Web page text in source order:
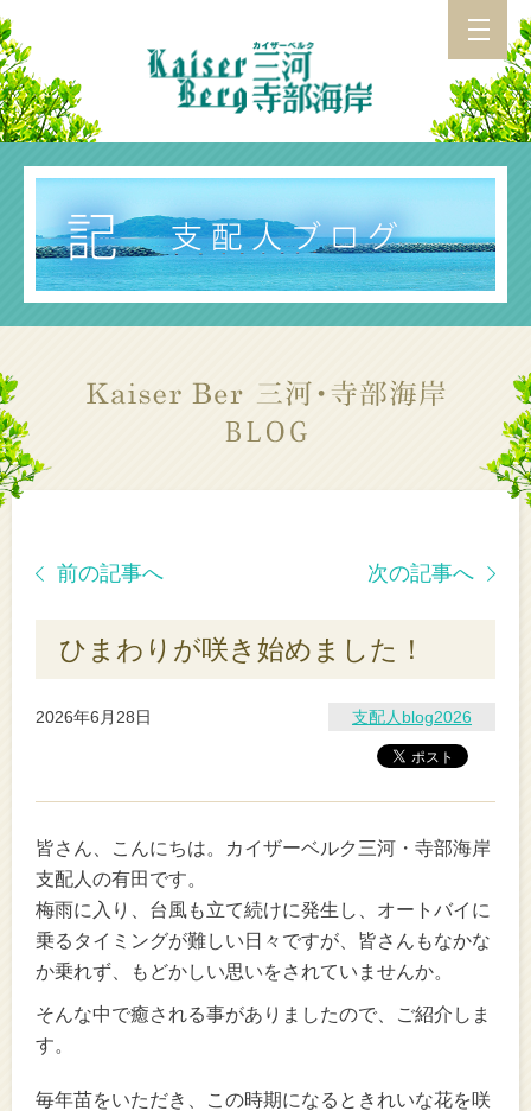
カイザーベルク 三河・寺部海岸 TOP
施設紹介
アクセス
お食事
支配人ブログ
カイザーベルク総合TOP
前の記事へ 次の記事へ
ひまわりが咲き始めました！
2026年6月28日 支配人blog2026
皆さん、こんにちは。カイザーベルク三河・寺部海岸
支配人の有田です。
梅雨に入り、台風も立て続けに発生し、オートバイに
乗るタイミングが難しい日々ですが、皆さんもなかな
か乗れず、もどかしい思いをされていませんか。
そんな中で癒される事がありましたので、ご紹介しま
す。
毎年苗をいただき、この時期になるときれいな花を咲